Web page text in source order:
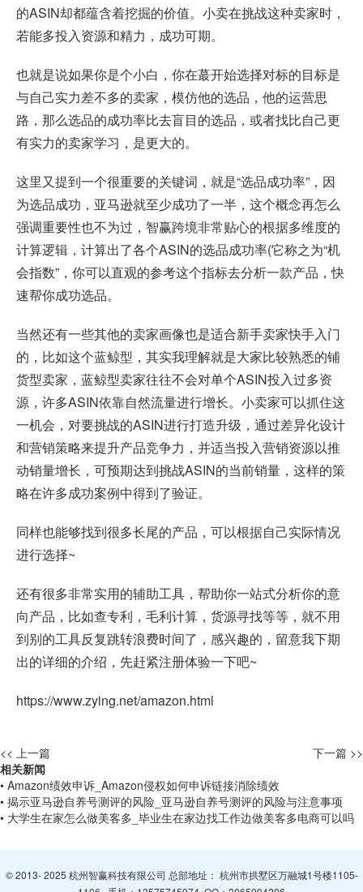
的ASIN却都蕴含着挖掘的价值。小卖在挑战这种卖家时，
若能多投入资源和精力，成功可期。
也就是说如果你是个小白，你在蕞开始选择对标的目标是
与自己实力差不多的卖家，模仿他的选品，他的运营思
路，那么选品的成功率比去盲目的选品，或者找比自己更
有实力的卖家学习，是更大的。
这里又提到一个很重要的关键词，就是“选品成功率”，因
为选品成功，亚马逊就至少成功了一半，这个概念再怎么
强调重要性也不为过，智赢跨境非常贴心的根据多维度的
计算逻辑，计算出了各个ASIN的选品成功率(它称之为“机
会指数”，你可以直观的参考这个指标去分析一款产品，快
速帮你成功选品。
当然还有一些其他的卖家画像也是适合新手卖家快手入门
的，比如这个蓝鲸型，其实我理解就是大家比较熟悉的铺
货型卖家，蓝鲸型卖家往往不会对单个ASIN投入过多资
源，许多ASIN依靠自然流量进行增长。小卖家可以抓住这
一机会，对要挑战的ASIN进行打造升级，通过差异化设计
和营销策略来提升产品竞争力，并适当投入营销资源以推
动销量增长，可预期达到挑战ASIN的当前销量，这样的策
略在许多成功案例中得到了验证。
同样也能够找到很多长尾的产品，可以根据自己实际情况
进行选择~
还有很多非常实用的辅助工具，帮助你一站式分析你的意
向产品，比如查专利，毛利计算，货源寻找等等，就不用
到别的工具反复跳转浪费时间了，感兴趣的，留意我下期
出的详细的介绍，先赶紧注册体验一下吧~
https://www.zying.net/amazon.html
<< 上一篇
下一篇 >>
相关新闻
• Amazon绩效申诉_Amazon侵权如何申诉链接消除绩效
• 揭示亚马逊自养号测评的风险_亚马逊自养号测评的风险与注意事项
• 大学生在家怎么做美客多_毕业生在家边找工作边做美客多电商可以吗
© 2013- 2025 杭州智赢科技有限公司 总部地址： 杭州市拱墅区万融城1号楼1105-